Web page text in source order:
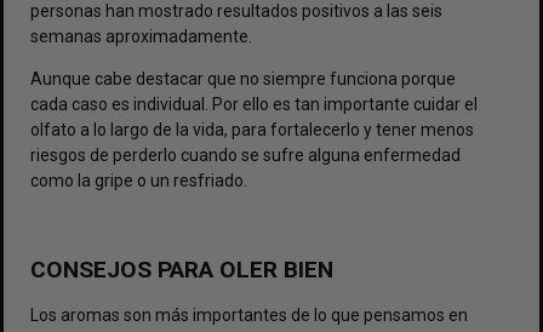
personas han mostrado resultados positivos a las seis
semanas aproximadamente.
Aunque cabe destacar que no siempre funciona porque
cada caso es individual. Por ello es tan importante cuidar el
olfato a lo largo de la vida, para fortalecerlo y tener menos
riesgos de perderlo cuando se sufre alguna enfermedad
como la gripe o un resfriado.
CONSEJOS PARA OLER BIEN
Los aromas son más importantes de lo que pensamos en